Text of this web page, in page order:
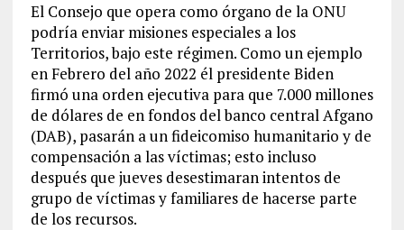
El Consejo que opera como órgano de la ONU
podría enviar misiones especiales a los
Territorios, bajo este régimen. Como un ejemplo
en Febrero del año 2022 él presidente Biden
firmó una orden ejecutiva para que 7.000 millones
de dólares de en fondos del banco central Afgano
(DAB), pasarán a un fideicomiso humanitario y de
compensación a las víctimas; esto incluso
después que jueves desestimaran intentos de
grupo de víctimas y familiares de hacerse parte
de los recursos.